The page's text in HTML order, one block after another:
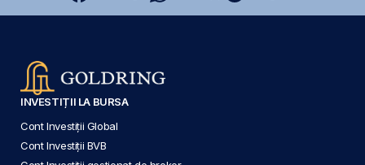
INVESTIȚII LA BURSA
Cont Investiții Global
Cont Investiții BVB